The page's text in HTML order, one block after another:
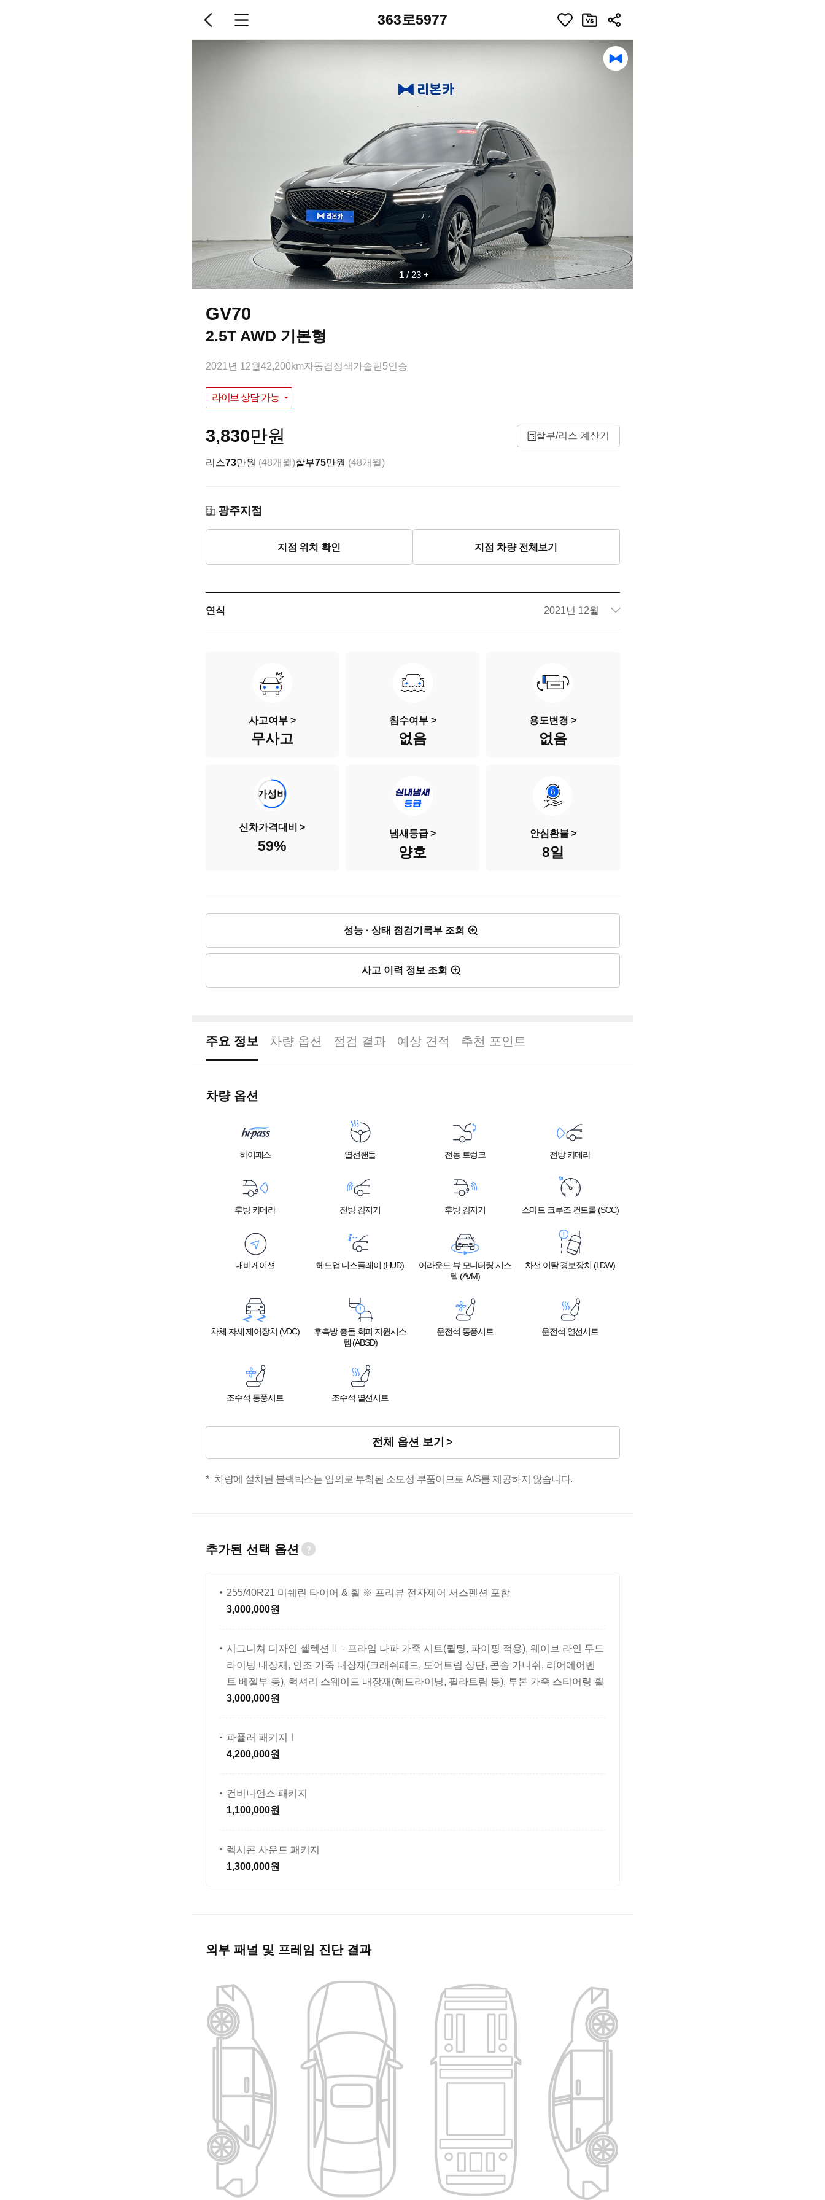
363로5977
1/ 23
GV70
2.5T AWD 기본형
2021년 12월42,200km자동검정색가솔린 5인승
라이브 상담 가능
3,830만원 할부/리스 계산기
리스73만원 (48개월)할부75만원 (48개월)
광주지점
지점 위치 확인 지점 차량 전체보기
연식 2021년 12월
363로5977
검정색
2,497cc
사고여부 >
무사고
침수여부 >
없음
용도변경 >
없음
가성비
신차가격대비
59%
냄새등급
양호
안심환불
8일
성능 · 상태 점검기록부 조회
사고 이력 정보 조회
주요 정보 차량 옵션 점검 결과 예상 견적 추천 포인트
차량 옵션
하이패스 열선핸들 전동 트렁크 전방 카메라
후방 카메라 전방 감지기 후방 감지기 스마트 크루즈 컨트롤 (SCC)
내비게이션 헤드업 디스플레이 (HUD)
어라운드 뷰 모니터링 시스
템 (AVM)
차선 이탈 경보장치 (LDW)
차체 자세 제어장치 (VDC)
후측방 충돌 회피 지원시스
템 (ABSD)
운전석 통풍시트 운전석 열선시트
조수석 통풍시트 조수석 열선시트
전체 옵션 보기
차량에 설치된 블랙박스는 임의로 부착된 소모성 부품이므로 A/S를 제공하지 않습니다.
추가된 선택 옵션
255/40R21 미쉐린 타이어 & 휠 ※ 프리뷰 전자제어 서스펜션 포함
3,000,000원
시그니쳐 디자인 셀렉션Ⅱ - 프라임 나파 가죽 시트(퀼팅, 파이핑 적용), 웨이브 라인 무드
라이팅 내장재, 인조 가죽 내장재(크래쉬패드, 도어트림 상단, 콘솔 가니쉬, 리어에어벤
트 베젤부 등), 럭셔리 스웨이드 내장재(헤드라이닝, 필라트림 등), 투톤 가죽 스티어링 휠
3,000,000원
파퓰러 패키지Ⅰ
4,200,000원
컨비니언스 패키지
1,100,000원
렉시콘 사운드 패키지
1,300,000원
외부 패널 및 프레임 진단 결과